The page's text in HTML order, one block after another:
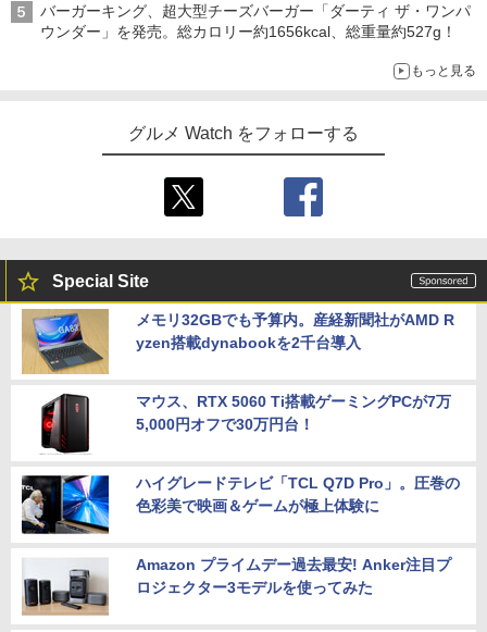
バーガーキング、超大型チーズバーガー「ダーティ ザ・ワンパ
ウンダー」を発売。総カロリー約1656kcal、総重量約527g！
もっと見る
グルメ Watch をフォローする
Special Site
メモリ32GBでも予算内。産経新聞社がAMD R
yzen搭載dynabookを2千台導入
マウス、RTX 5060 Ti搭載ゲーミングPCが7万
5,000円オフで30万円台！
ハイグレードテレビ「TCL Q7D Pro」。圧巻の
色彩美で映画＆ゲームが極上体験に
Amazon プライムデー過去最安! Anker注目プ
ロジェクター3モデルを使ってみた